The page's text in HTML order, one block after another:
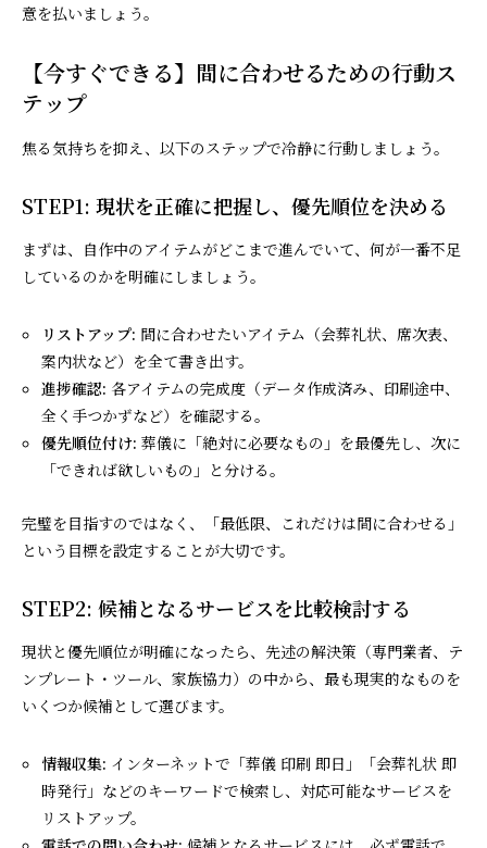
意を払いましょう。
【今すぐできる】間に合わせるための行動ス
テップ
焦る気持ちを抑え、以下のステップで冷静に行動しましょう。
STEP1: 現状を正確に把握し、優先順位を決める
まずは、自作中のアイテムがどこまで進んでいて、何が一番不足
しているのかを明確にしましょう。
リストアップ: 間に合わせたいアイテム（会葬礼状、席次表、
案内状など）を全て書き出す。
進捗確認: 各アイテムの完成度（データ作成済み、印刷途中、
全く手つかずなど）を確認する。
優先順位付け: 葬儀に「絶対に必要なもの」を最優先し、次に
「できれば欲しいもの」と分ける。
完璧を目指すのではなく、「最低限、これだけは間に合わせる」
という目標を設定することが大切です。
STEP2: 候補となるサービスを比較検討する
現状と優先順位が明確になったら、先述の解決策（専門業者、テ
ンプレート・ツール、家族協力）の中から、最も現実的なものを
いくつか候補として選びます。
情報収集: インターネットで「葬儀 印刷 即日」「会葬礼状 即
時発行」などのキーワードで検索し、対応可能なサービスを
リストアップ。